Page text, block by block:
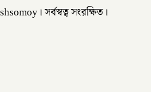
সর্বস্বত্ব সংরক্ষিত।